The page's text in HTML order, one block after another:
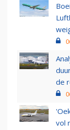
de
vol